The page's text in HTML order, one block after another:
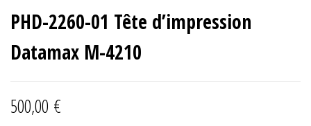
PHD-2260-01 Tête d’impression
Datamax M-4210
500,00 €